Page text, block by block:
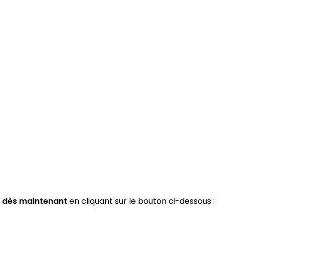
dès maintenant en cliquant sur le bouton ci-dessous :